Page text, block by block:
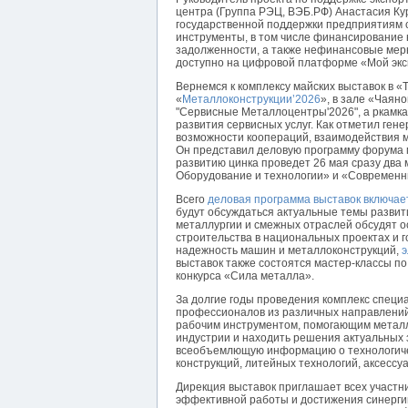
центра (Группа РЭЦ, ВЭБ.РФ) Анастасия
государственной поддержки
инструменты, в том числе финансирование
задолженности, а также нефинансовые
доступно на цифровой платформе «Мой
Вернемся к комплексу майских выставок в
« Металлоконструкции’2026», в зале
"Сервисные Металлоцентры'2026", а
развития сервисных услуг. Как отметил
возможности коопераций,
Он представил деловую программу форума
развитию цинка проведет 26 мая сразу
Оборудование и технологии» и
Всего деловая программа выставок
будут обсуждаться актуальные темы
металлургии и смежных отраслей обсудят
строительства в национальных проектах и
надежность машин и металлоконструкций,
выставок также состоятся мастер-классы
конкурса «Сила металла».
За долгие годы проведения комплекс
профессионалов из различных
рабочим инструментом, помогающим
индустрии и находить решения актуальных
всеобъемлющую информацию о
конструкций, литейных технологий,
Дирекция выставок приглашает всех
эффективной работы и достижения